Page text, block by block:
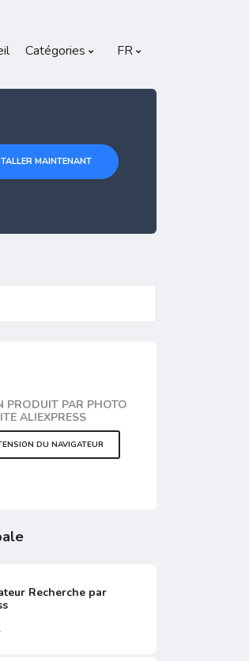
Catégories FR
MAINTENANT
PRODUIT PAR PHOTO
ALIEXPRESS
DU NAVIGATEUR
Recherche par